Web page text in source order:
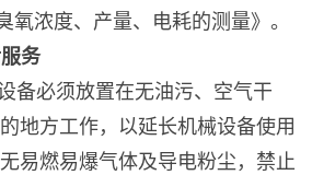
氧浓度、产量、电耗的测量》。
务
备必须放置在无油污、空气干
地方工作，以延长机械设备使用
易燃易爆气体及导电粉尘，禁止